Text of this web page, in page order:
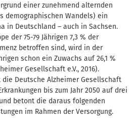
einer zunehmend alternden
demographischen Wandels) ein
in Deutschland – auch in Sachsen.
der 75-79 Jährigen 7,3 % der
betroffen sind, wird in der
schon ein Zuwachs auf 26,1 %
Gesellschaft e.V., 2016).
Deutsche Alzheimer Gesellschaft
bis zum Jahr 2050 auf drei
betont die daraus folgenden
im Rahmen der Versorgung.